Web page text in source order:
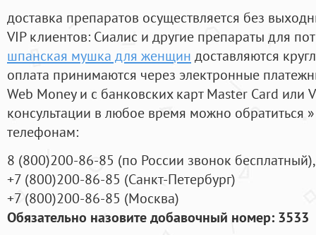
доставка препаратов осуществляется без
VIP клиентов: Сиалис и другие препараты для
шпанская мушка для женщин доставляются
оплата принимаются через электронные
Web Money и с банковских карт Master Card или
консультации в любое время можно обратиться
телефонам:
8 (800)200-86-85 (по России звонок бесплатный),
+7 (800)200-86-85 (Санкт-Петербург)
+7 (800)200-86-85 (Москва)
Обязательно назовите добавочный номер: 3533